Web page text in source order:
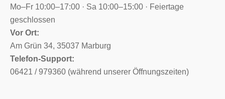
Mo–Fr 10:00–17:00 · Sa 10:00–15:00 · Feiertage
geschlossen
Vor Ort:
Am Grün 34, 35037 Marburg
Telefon-Support:
06421 / 979360 (während unserer Öffnungszeiten)